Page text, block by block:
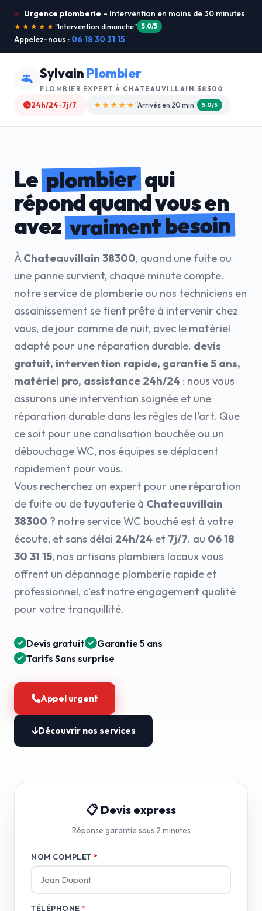
Urgence plomberie – Intervention en moins de 30 minutes
★★★★★"Je recommande !" 4.9/5
Appelez-nous : 06 18 30 31 15
Sylvain Plombier
PLOMBIER EXPERT À CHATEAUVILLAIN 38300
24h/24 · 7j/7 ★★★★☆ "Devis gratuit" 4.8/5
Leplombierqui
répond quand vous en
avezvraiment besoin
ÀChateauvillain 38300, quand une fuite ou
une panne survient, chaque minute compte.
notre service de plomberie ou nos techniciens en
assainissement se tient prête à intervenir chez
vous, de jour comme de nuit, avec le matériel
adapté pour une réparation durable. devis
gratuit, intervention rapide, garantie 5 ans,
matériel pro, assistance 24h/24 : nous vous
assurons une intervention soignée et une
réparation durable dans les règles de l'art. Que
ce soit pour une canalisation bouchée ou un
débouchage WC, nos équipes se déplacent
rapidement pour vous.
Vous recherchez un expert pour une réparation
de fuite ou de tuyauterie à Chateauvillain
38300 ? notre service WC bouché est à votre
écoute, et sans délai 24h/24 et 7j/7. au 06 18
30 31 15, nos artisans plombiers locaux vous
offrent un dépannage plomberie rapide et
professionnel, c'est notre engagement qualité
pour votre tranquillité.
Devis gratuit
Garantie 5 ans
Tarifs Sans surprise
Appel urgent
Découvrir nos services
📋 Devis express
Réponse garantie sous 2 minutes
NOM COMPLET *
TÉLÉPHONE *